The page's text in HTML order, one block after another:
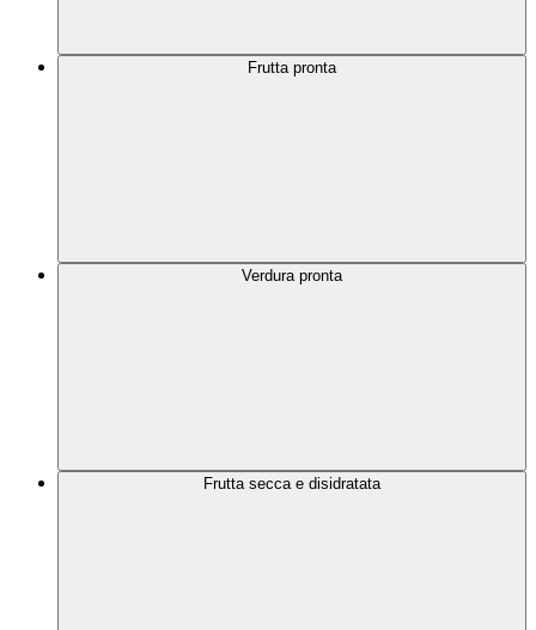
Frutta pronta
Verdura pronta
Frutta secca e disidratata